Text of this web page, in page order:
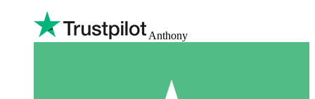
Anthony